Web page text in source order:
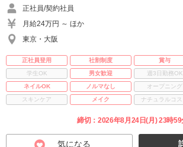
正社員/契約社員
月給24万円 ～ ほか
東京・大阪
正社員登用 社割制度 賞与
学生OK
男女歓迎 週3日勤務OK
ネイルOK
ノルマなし オープニング
スキンケア
メイク ナチュラルコス
締切：2026年8月24日(月) 23時59
気になる